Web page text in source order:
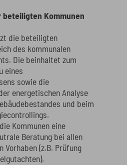
Kommunen
die beteiligten
des kommunalen
Die beinhaltet zum
eines
sowie die
energetischen Analyse
und beim
Kommunen eine
Beratung bei allen
Vorhaben (z.B. Prüfung